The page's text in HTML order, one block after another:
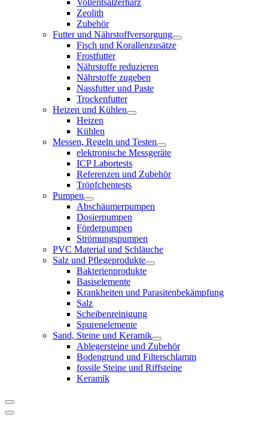
Vollentsalzerharz
Zeolith
Zubehör
Futter und Nährstoffversorgung
Fisch und Korallenzusätze
Frostfutter
Nährstoffe reduzieren
Nährstoffe zugeben
Nassfutter und Paste
Trockenfutter
Heizen und Kühlen
Heizen
Kühlen
Messen, Regeln und Testen
elektronische Messgeräte
ICP Labortests
Referenzen und Zubehör
Tröpfchentests
Pumpen
Abschäumerpumpen
Dosierpumpen
Förderpumpen
Strömungspumpen
PVC Material und Schläuche
Salz und Pflegeprodukte
Bakterienprodukte
Basiselemente
Krankheiten und Parasitenbekämpfung
Salz
Scheibenreinigung
Spurenelemente
Sand, Steine und Keramik
Ablegersteine und Zubehör
Bodengrund und Filterschlamm
fossile Steine und Riffsteine
Keramik